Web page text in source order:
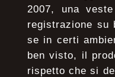
2007, una
registrazione su
se in certi
ben visto, il
rispetto che si